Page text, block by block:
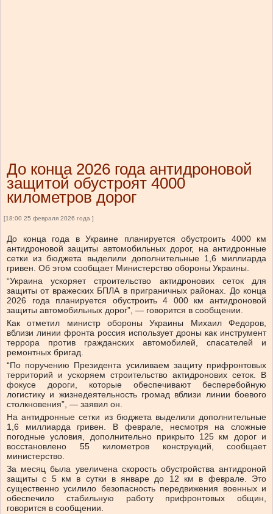
До конца 2026 года антидроновой
защитой обустроят 4000
километров дорог
[18:00 25 февраля 2026 года ]
До конца года в Украине планируется обустроить 4000 км
антидроновой защиты автомобильных дорог, на антидронные
сетки из бюджета выделили дополнительные 1,6 миллиарда
гривен. Об этом сообщает Министерство обороны Украины.
“Украина ускоряет строительство актидронових сеток для
защиты от вражеских БПЛА в приграничных районах. До конца
2026 года планируется обустроить 4 000 км антидроновой
защиты автомобильных дорог”, — говорится в сообщении.
Как отметил министр обороны Украины Михаил Федоров,
вблизи линии фронта россия использует дроны как инструмент
террора против гражданских автомобилей, спасателей и
ремонтных бригад.
“По поручению Президента усиливаем защиту прифронтовых
территорий и ускоряем строительство актидронових сеток. В
фокусе дороги, которые обеспечивают бесперебойную
логистику и жизнедеятельность громад вблизи линии боевого
столкновения”, — заявил он.
На антидронные сетки из бюджета выделили дополнительные
1,6 миллиарда гривен. В феврале, несмотря на сложные
погодные условия, дополнительно прикрыто 125 км дорог и
восстановлено 55 километров конструкций, сообщает
министерство.
За месяц была увеличена скорость обустройства антидроной
защиты с 5 км в сутки в январе до 12 км в феврале. Это
существенно усилило безопасность передвижения военных и
обеспечило стабильную работу прифронтовых общин,
говорится в сообщении.